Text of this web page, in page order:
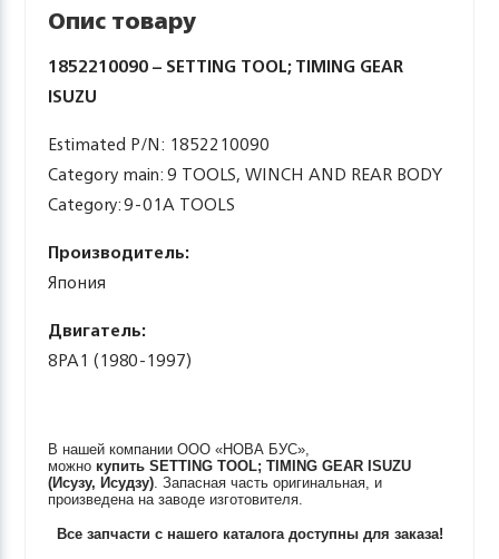
Опис товару
1852210090 – SETTING TOOL; TIMING GEAR
ISUZU
Estimated P/N: 1852210090
Category main: 9 TOOLS, WINCH AND REAR BODY
Category: 9-01A TOOLS
Производитель:
Япония
Двигатель:
8PA1 (1980-1997)
В нашей компании ООО «НОВА БУС»,
можно купитьSETTING TOOL; TIMING GEAR ISUZU
(Исузу, Исудзу). Запасная часть оригинальная, и
произведена на заводе изготовителя.
Все запчасти с нашего каталога доступны для заказа!